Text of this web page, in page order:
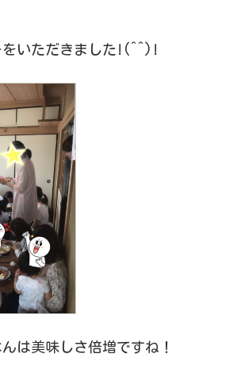
をいただきました!(^^)!
は美味しさ倍増ですね！